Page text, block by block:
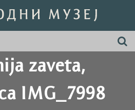
zaveta,
IMG_7998